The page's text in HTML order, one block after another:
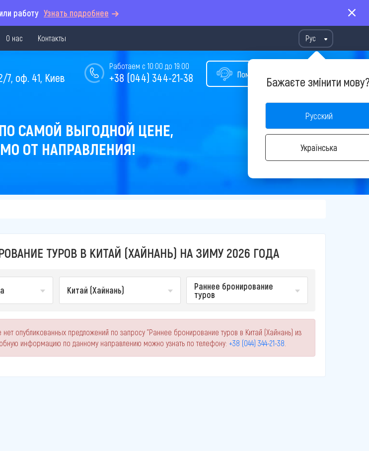
работу Узнать подробнее
О нас Контакты Рус
Бажаєте змінити
Русский
Українська
Помощь в подборе тура
Работаем с 10:00 до 19:00
+38 (044) 344-21-38
7, оф. 41, Киев
САМОЙ ВЫГОДНОЙ ЦЕНЕ,
ОТ НАПРАВЛЕНИЯ!
ТУРОВ В КИТАЙ (ХАЙНАНЬ) НА ЗИМУ 2026 ГОДА
Китай (Хайнань) Раннее бронирование
туров
опубликованных предложений по запросу "Раннее бронирование туров в Китай (Хайнань) из
информацию по данному направлению можно узнать по телефону: +38 (044) 344-21-38